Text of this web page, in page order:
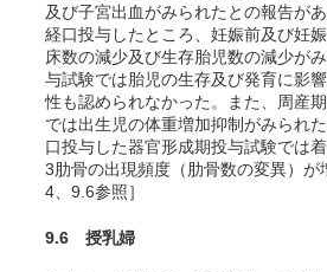
及び子宮出血がみられたとの報告が
経口投与したところ、妊娠前及び妊
床数の減少及び生存胎児数の減少が
与試験では胎児の生存及び発育に影
性も認められなかった 。また、周産
では出生児の体重増加抑制がみられた
口投与した器官形成期投与試験では
3肋骨の出現頻度（肋骨数の変異）が
4、9.6参照］
9.6 授乳婦